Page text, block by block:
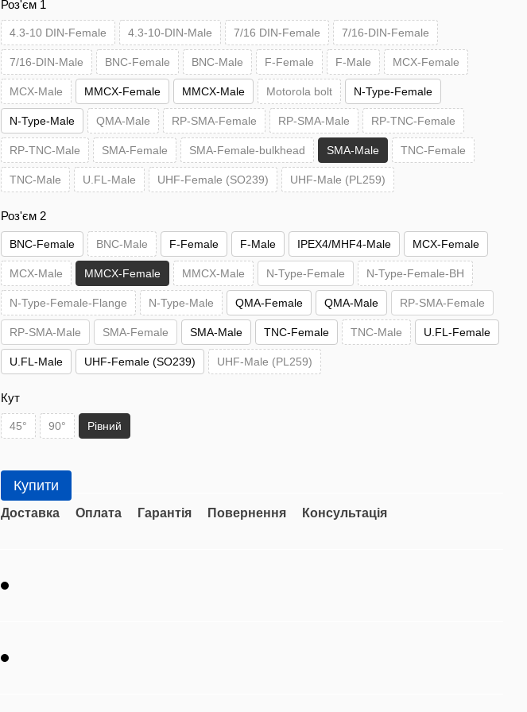
Роз'єм 1
4.3-10 DIN-Female 4.3-10-DIN-Male 7/16 DIN-Female 7/16-DIN-Female
7/16-DIN-Male BNC-Female BNC-Male F-Female F-Male MCX-Female
MCX-Male MMCX-Female MMCX-Male Motorola bolt N-Type-Female
N-Type-Male QMA-Male RP-SMA-Female RP-SMA-Male RP-TNC-Female
RP-TNC-Male SMA-Female SMA-Female-bulkhead SMA-Male TNC-Female
TNC-Male U.FL-Male UHF-Female (SO239) UHF-Male (PL259)
Роз'єм 2
BNC-Female BNC-Male F-Female F-Male IPEX4/MHF4-Male MCX-Female
MCX-Male MMCX-Female MMCX-Male N-Type-Female N-Type-Female-BH
N-Type-Female-Flange N-Type-Male QMA-Female QMA-Male RP-SMA-Female
RP-SMA-Male SMA-Female SMA-Male TNC-Female TNC-Male U.FL-Female
U.FL-Male UHF-Female (SO239) UHF-Male (PL259)
Кут
45° 90° Рівний
Купити
Доставка Оплата Гарантія Повернення Консультація